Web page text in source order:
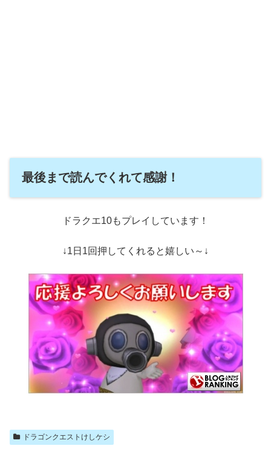
最後まで読んでくれて感謝！
ドラクエ10もプレイしています！
↓1日1回押してくれると嬉しい～↓
ドラゴンクエストけしケシ